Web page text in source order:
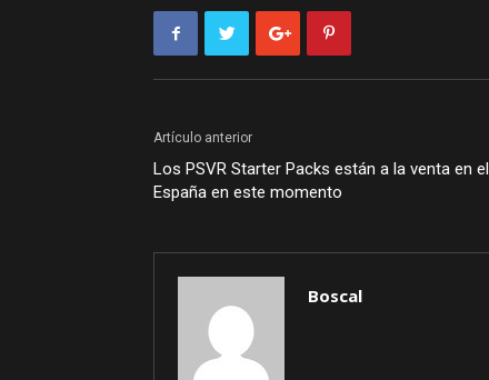
Artículo anterior
Los PSVR Starter Packs están a la venta en el
España en este momento
Boscal